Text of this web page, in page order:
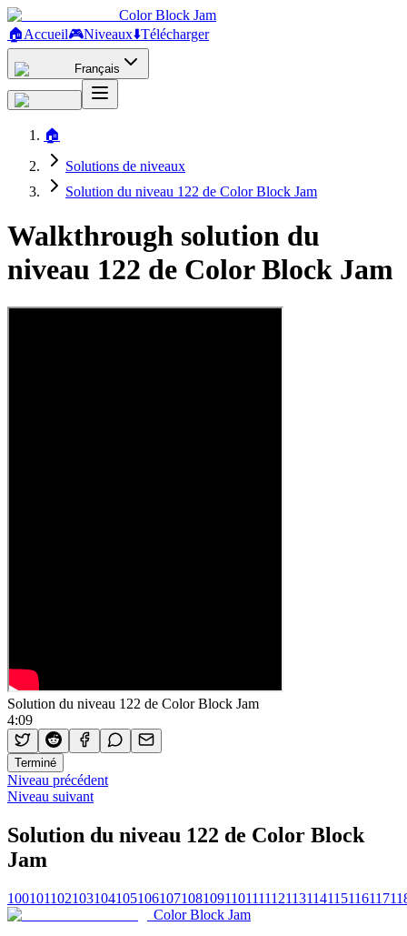
Color Block Jam
🏠Accueil🎮Niveaux⬇️Télécharger
Français
🏠
Solutions de niveaux
Solution du niveau 122 de Color Block Jam
Walkthrough solution du
niveau 122 de Color Block Jam
Solution du niveau 122 de Color Block Jam
4:09
Terminé
Niveau précédent
Niveau suivant
Solution du niveau 122 de Color Block
Jam
100101102103104105106107108109110111112113114115116117
Color Block Jam